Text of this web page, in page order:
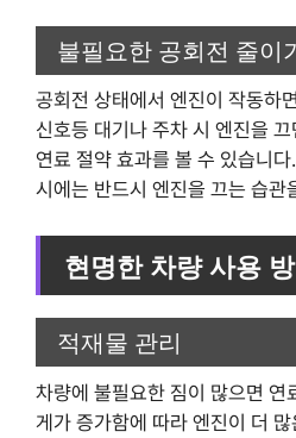
불필요한 공회전 줄이
공회전 상태에서 엔진이 작동하
신호등 대기나 주차 시 엔진을
연료 절약 효과를 볼 수 있습니
시에는 반드시 엔진을 끄는 습관
현명한 차량 사용
적재물 관리
차량에 불필요한 짐이 많으면 연
게가 증가함에 따라 엔진이 더 많